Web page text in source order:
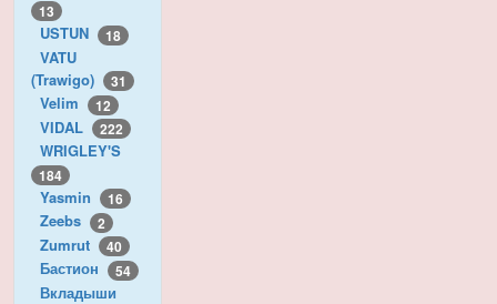
13
USTUN 18
VATU
(Trawigo)
31
Velim 12
VIDAL 222
WRIGLEY'S
184
Yasmin 16
Zeebs 2
Zumrut 40
Бастион 54
Вкладыши